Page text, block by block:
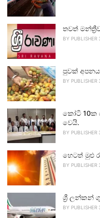
තවත්
BY PUBLISHER
පුවක්
BY PUBLISHER
කෝටි 10ක
වෙයි.
BY PUBLISHER
හෙටත් මුළු
BY PUBLISHER
ශ්‍රී ලන්කන්
BY PUBLISHER